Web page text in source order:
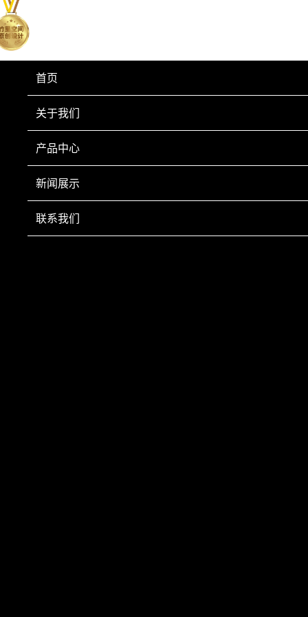
首页
关于我们
产品中心
新闻展示
联系我们